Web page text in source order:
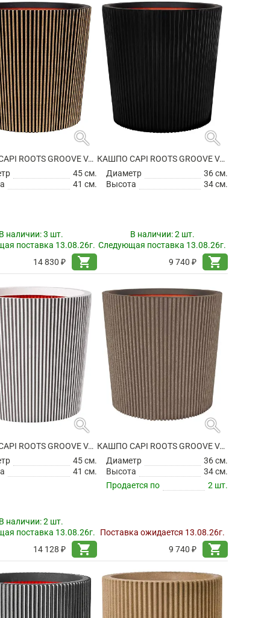
search
КАШПО CAPI ROOTS GROOVE VASE CONICAL BLACK GOLD
45 см.
41 см.
наличии:3 шт.
поставка 13.08.26г.
14 830 ₽
shopping_cart
search
КАШПО CAPI ROOTS GROOVE VASE CONICAL BLACK
Диаметр
36 см.
Высота
34 см.
В наличии:2 шт.
Следующая поставка 13.08.26г.
9 740 ₽
shopping_cart
search
КАШПО CAPI ROOTS GROOVE VASE CONICAL IVORY
45 см.
41 см.
наличии:2 шт.
поставка 13.08.26г.
14 128 ₽
shopping_cart
search
КАШПО CAPI ROOTS GROOVE VASE CONICAL WARM TAUPE
Диаметр
36 см.
Высота
34 см.
Продается по
2 шт.
Поставка ожидается 13.08.26г.
9 740 ₽
shopping_cart